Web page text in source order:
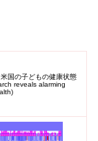
国の子どもの健康状態
reveals alarming